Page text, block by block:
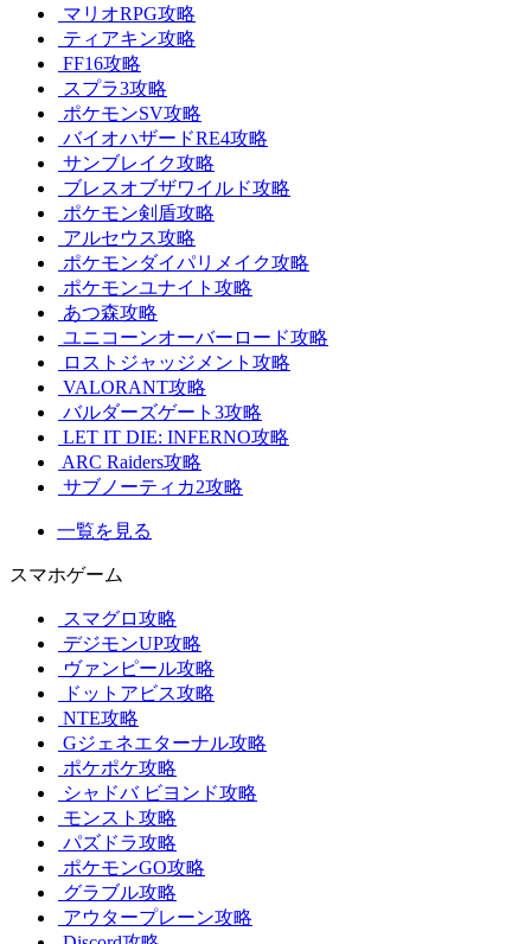
マリオRPG攻略
ティアキン攻略
FF16攻略
スプラ3攻略
ポケモンSV攻略
バイオハザードRE4攻略
サンブレイク攻略
ブレスオブザワイルド攻略
ポケモン剣盾攻略
アルセウス攻略
ポケモンダイパリメイク攻略
ポケモンユナイト攻略
あつ森攻略
ユニコーンオーバーロード攻略
ロストジャッジメント攻略
VALORANT攻略
バルダーズゲート3攻略
LET IT DIE: INFERNO攻略
ARC Raiders攻略
サブノーティカ2攻略
一覧を見る
スマホゲーム
スマグロ攻略
デジモンUP攻略
ヴァンピール攻略
ドットアビス攻略
NTE攻略
Gジェネエターナル攻略
ポケポケ攻略
シャドバ ビヨンド攻略
モンスト攻略
パズドラ攻略
ポケモンGO攻略
グラブル攻略
アウタープレーン攻略